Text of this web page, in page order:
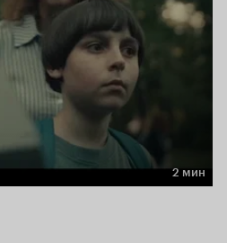
2 мин